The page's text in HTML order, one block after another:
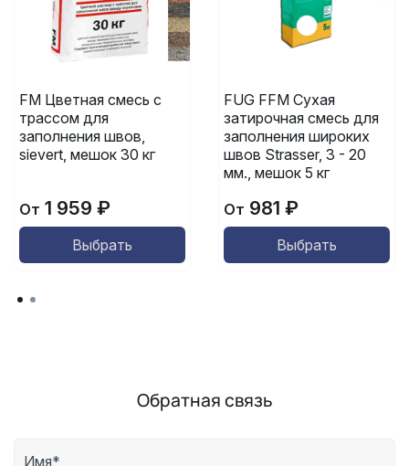
FM Цветная смесь с
трассом для
заполнения швов,
sievert, мешок 30 кг
От 1 959 ₽
Выбрать
FUG FFM Сухая
затирочная смесь для
заполнения широких
швов Strasser, 3 - 20
мм., мешок 5 кг
От 981 ₽
Выбрать
Обратная связь